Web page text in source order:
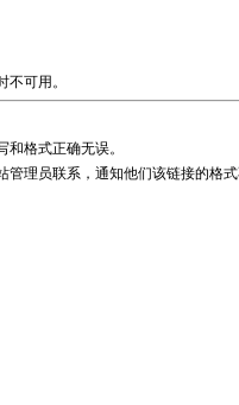
可用。
格式正确无误。
理员联系，通知他们该链接的格